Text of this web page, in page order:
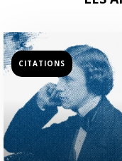
CITATIONS